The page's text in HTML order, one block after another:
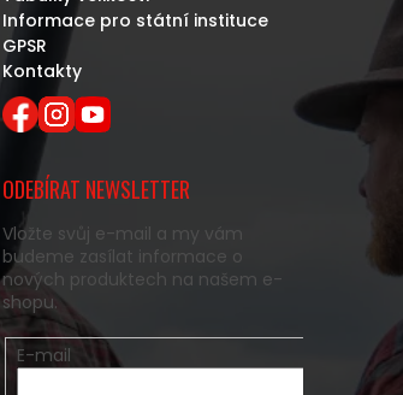
Informace pro státní instituce
GPSR
Kontakty
ODEBÍRAT NEWSLETTER
Vložte svůj e-mail a my vám
budeme zasílat informace o
nových produktech na našem e-
shopu.
E-mail